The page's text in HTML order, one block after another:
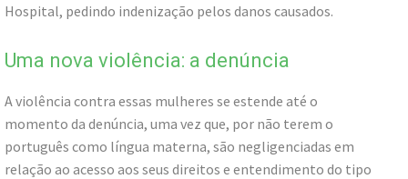
Hospital, pedindo indenização pelos danos causados.
Uma nova violência: a denúncia
A violência contra essas mulheres se estende até o
momento da denúncia, uma vez que, por não terem o
português como língua materna, são negligenciadas em
relação ao acesso aos seus direitos e entendimento do tipo